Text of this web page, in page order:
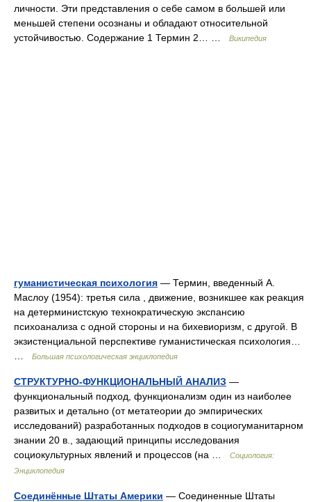
личности. Эти представления о себе самом в большей или
меньшей степени осознаны и обладают относительной
устойчивостью. Содержание 1 Термин 2… …
Википедия
гуманистическая психология — Термин, введенный А.
Маслоу (1954): третья сила , движение, возникшее как реакция
на детерминистскую технократическую экспансию
психоанализа с одной стороны и на бихевиоризм, с другой. В
экзистенциальной перспективе гуманистическая психология…
Большая психологическая энциклопедия
СТРУКТУРНО-ФУНКЦИОНАЛЬНЫЙ АНАЛИЗ —
функциональный подход, функционализм один из наиболее
развитых и детально (от метатеории до эмпирических
исследований) разработанных подходов в социогуманитарном
знании 20 в., задающий принципы исследования
социокультурных явлений и процессов (на …
Социология:
Энциклопедия
Соединённые Штаты Америки — Соединенные Штаты